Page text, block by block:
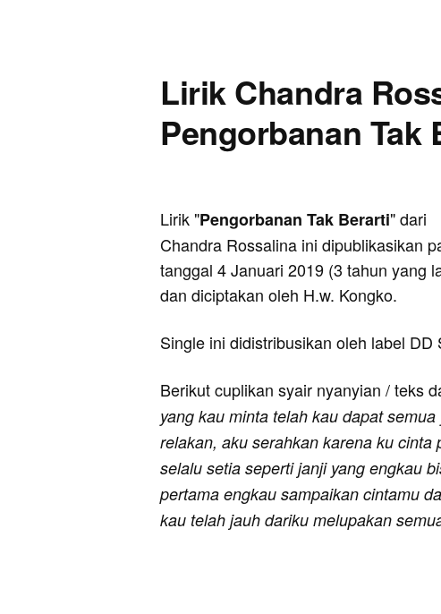
Lirik Chandra
Pengorbanan Tak
Lirik "Pengorbanan Tak Berarti" dari
Chandra Rossalina ini dipublikasikan
tanggal 4 Januari 2019 (3 tahun yang
dan diciptakan oleh H.w. Kongko.
Single ini didistribusikan oleh label DD
Berikut cuplikan syair nyanyian / teks
yang kau minta telah kau dapat
relakan, aku serahkan karena ku cinta
selalu setia seperti janji yang engkau
pertama engkau sampaikan cintamu
kau telah jauh dariku melupakan